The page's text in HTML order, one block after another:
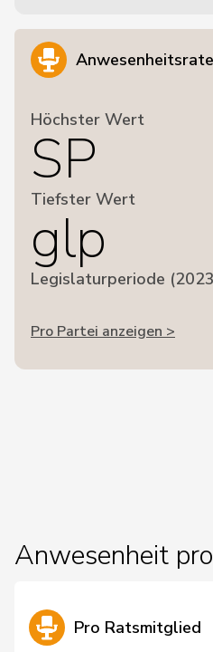
Höchster Wert
SP
Tiefster Wert
glp
Legislaturperiode
Pro Partei anzeigen >
Anwesenheit
Pro Ratsmitglied